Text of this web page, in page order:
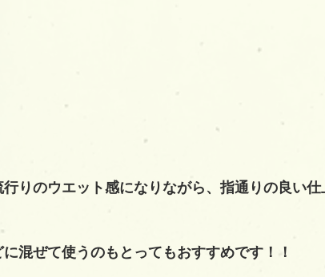
りのウエット感になりながら、指通りの良い
混ぜて使うのもとってもおすすめです！！